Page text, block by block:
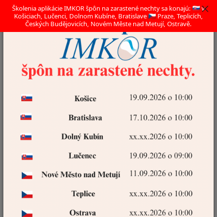
Školenia aplikácie IMKOR špôn na zarastené nechty sa konajú: 🇸🇰 v
Košiciach, Lučenci, Dolnom Kubíne, Bratislave 🇨🇿 Praze, Teplicích,
Českých Budějovicích, Novém Měste nad Metují, Ostravě.
Hľadať
Úvod
Súhlas so spracovaním osobných údajov pre účely zobrazovania
Súhlas so spracovaním
osobných údajov pre účely